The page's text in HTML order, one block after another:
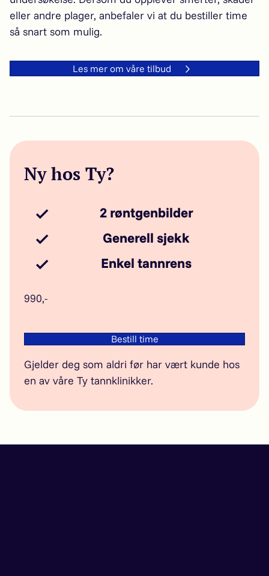
eller andre plager, anbefaler vi at du bestiller time
så snart som mulig.
Les mer om våre tilbud
Ny hos Ty?
2 røntgenbilder
Generell sjekk
Enkel tannrens
990,-
Bestill time
Gjelder deg som aldri før har vært kunde hos
en av våre Ty tannklinikker.